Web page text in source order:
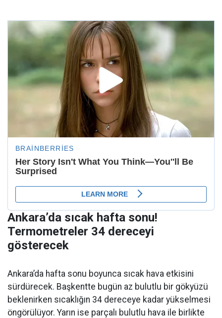
Ankara’da sıcak hafta sonu!
Termometreler 34 dereceyi
gösterecek
Ankara’da hafta sonu boyunca sıcak hava etkisini
sürdürecek. Başkentte bugün az bulutlu bir gökyüzü
beklenirken sıcaklığın 34 dereceye kadar yükselmesi
öngörülüyor. Yarın ise parçalı bulutlu hava ile birlikte